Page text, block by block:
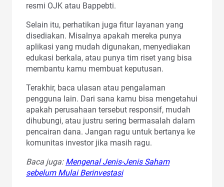
resmi OJK atau Bappebti.
Selain itu, perhatikan juga fitur layanan yang
disediakan. Misalnya apakah mereka punya
aplikasi yang mudah digunakan, menyediakan
edukasi berkala, atau punya tim riset yang bisa
membantu kamu membuat keputusan.
Terakhir, baca ulasan atau pengalaman
pengguna lain. Dari sana kamu bisa mengetahui
apakah perusahaan tersebut responsif, mudah
dihubungi, atau justru sering bermasalah dalam
pencairan dana. Jangan ragu untuk bertanya ke
komunitas investor jika masih ragu.
Baca juga: Mengenal Jenis-Jenis Saham
sebelum Mulai Berinvestasi